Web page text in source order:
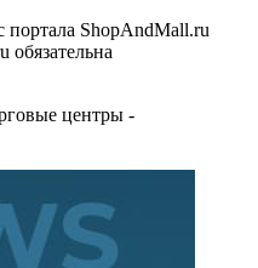
портала ShopAndMall.ru
обязательна
центры -